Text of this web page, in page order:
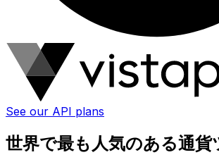
See our API plans
世界で最も人気のある通貨